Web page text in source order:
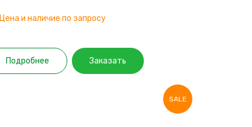
Цена и наличие по запросу
Подробнее Заказать
SALE